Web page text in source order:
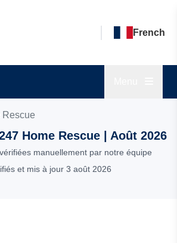
French
Rescue
Home Rescue | Août 2026
manuellement par notre équipe
et mis à jour 3 août 2026